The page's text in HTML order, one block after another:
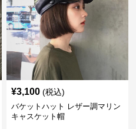
¥3,100 (税込)
バケットハット レザー調マリン
キャスケット帽